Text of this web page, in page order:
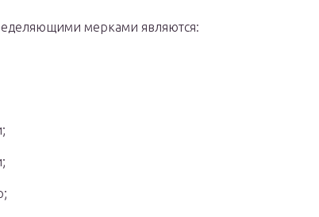
мерками являются: